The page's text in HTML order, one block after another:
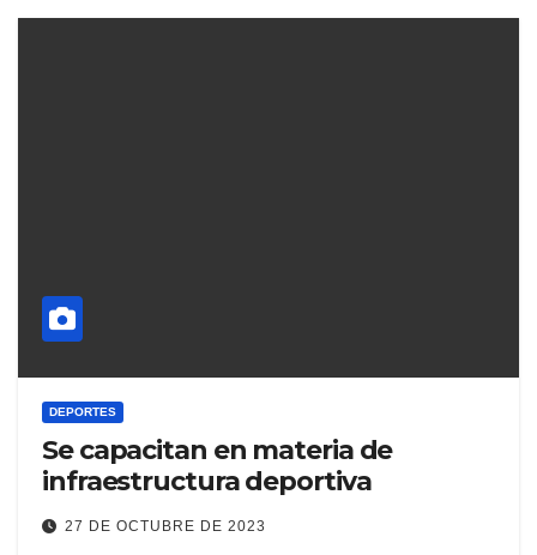
DEPORTES
Se capacitan en materia de
infraestructura deportiva
27 DE OCTUBRE DE 2023